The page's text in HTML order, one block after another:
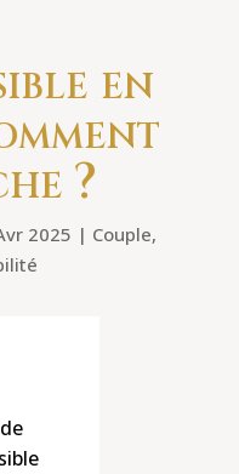
en
?
2025 | Couple,